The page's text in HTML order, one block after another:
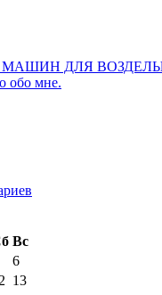
ДЛЯ
обо мне.
Вс
6
13